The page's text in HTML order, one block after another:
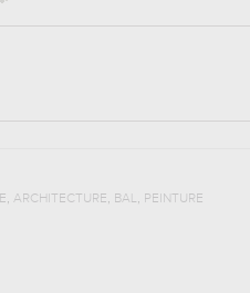
, ARCHITECTURE, BAL, PEINTURE